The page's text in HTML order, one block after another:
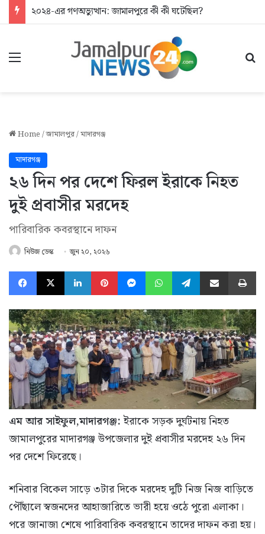
২০২৪-এর গণঅভ্যুত্থান: জামালপুরে কী কী ঘটেছিল?
Menu
Home/জামালপুর/মাদারগঞ্জ
মাদারগঞ্জ
২৬ দিন পর দেশে ফিরল ইরাকে নিহত
দুই প্রবাসীর মরদেহ
পারিবারিক কবরস্থানে দাফন
নিউজ ডেস্ক জুন ২০, ২০২৬
Facebook
X LinkedInPinterestMessengerWhatsAppTelegramShare via Email
এম আর সাইফুল,মাদারগঞ্জ:ইরাকে সড়ক দুর্ঘটনায় নিহত
জামালপুরের মাদারগঞ্জ উপজেলার দুই প্রবাসীর মরদেহ ২৬ দিন
পর দেশে ফিরেছে।
শনিবার বিকেল সাড়ে ৩টার দিকে মরদেহ দুটি নিজ নিজ বাড়িতে
পৌঁছালে স্বজনদের আহাজারিতে ভারী হয়ে ওঠে পুরো এলাকা।
পরে জানাজা শেষে পারিবারিক কবরস্থানে তাদের দাফন করা হয়।